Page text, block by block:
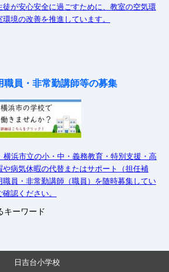
が安心安全に過ごすために、教室の空気環
境の改善を推進しています。
職員・非常勤講師等の募集
横浜市立の小・中・義務教育・特別支援・高
病気休暇の代替またはサポート（担任補
員・非常勤講師（職員）を随時募集してい
認ください。
キーワード
日吉台小学校